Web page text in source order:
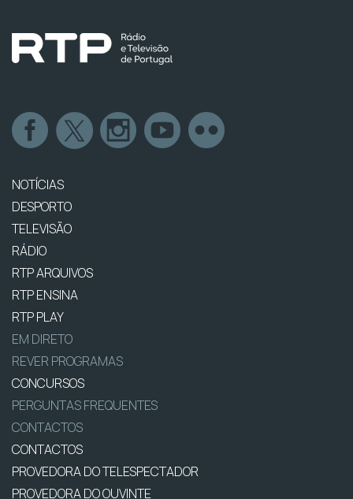
NOTÍCIAS
DESPORTO
TELEVISÃO
RÁDIO
RTP ARQUIVOS
RTP ENSINA
RTP PLAY
EM DIRETO
REVER PROGRAMAS
CONCURSOS
PERGUNTAS FREQUENTES
CONTACTOS
CONTACTOS
PROVEDORA DO TELESPECTADOR
PROVEDORA DO OUVINTE